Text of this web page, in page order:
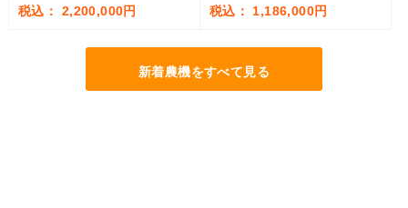
税込： 2,200,000円
税込： 1,186,000円
新着農機をすべて見る